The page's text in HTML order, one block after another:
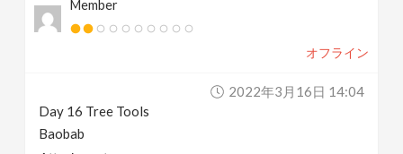
Member
オフライン
2022年3月16日 14:04
Day 16 Tree Tools
Baobab